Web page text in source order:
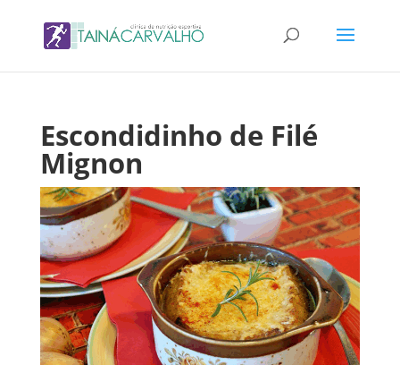
Escondidinho de Filé
Mignon